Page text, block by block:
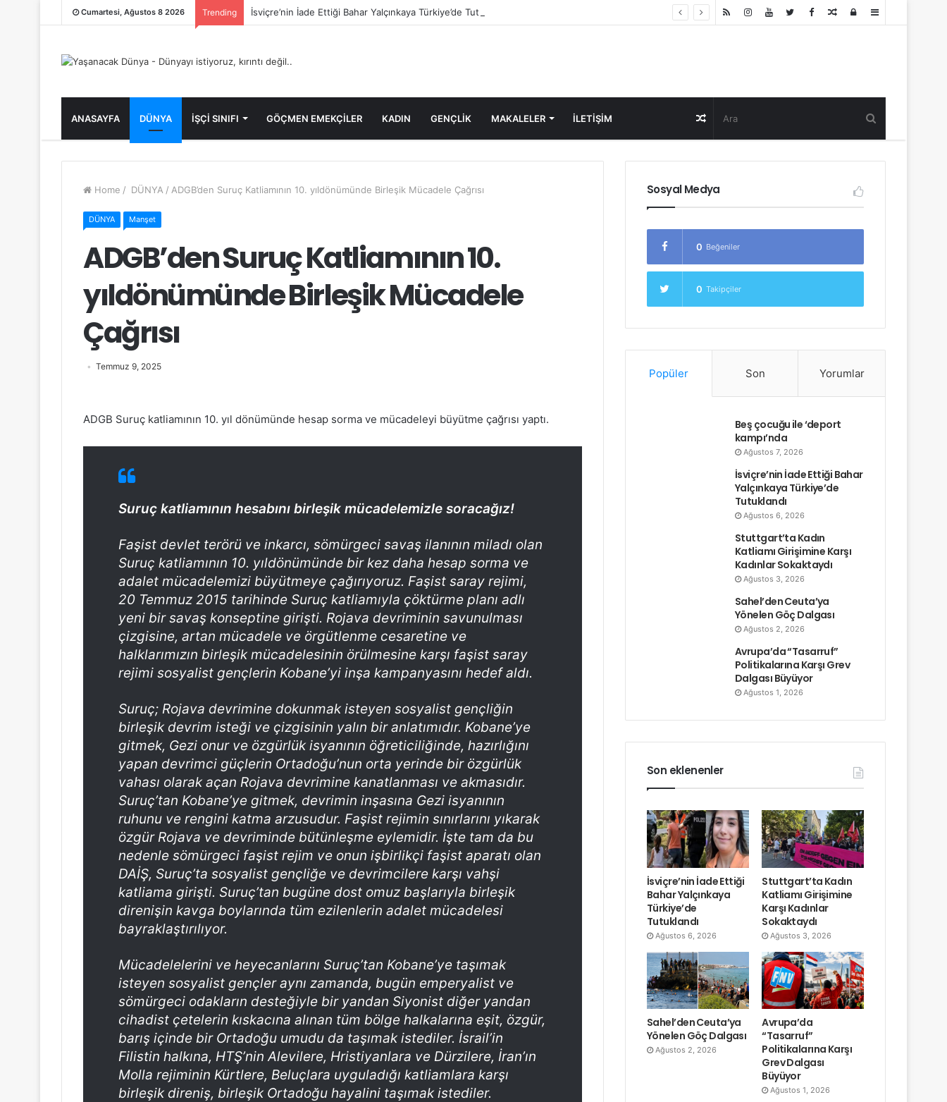
Cumartesi, Ağustos 8 2026 Trending İsviçre’nin İade Ettiği Bahar Yalçınkaya Türkiye’de Tutuklandı Sidebar
Log
Random
ANASAYFA DÜNYA İŞÇİ SINIFI GÖÇMEN EMEKÇİLER KADIN GENÇLİK MAKALELER ILETIŞIM Random
Post
Home / DÜNYA / ADGB’den Suruç Katliamının 10. yıldönümünde Birleşik Mücadele Çağrısı
DÜNYA Manşet
ADGB’den Suruç Katliamının 10.
yıldönümünde Birleşik Mücadele
Çağrısı
Temmuz 9, 2025
ADGB Suruç katliamının 10. yıl dönümünde hesap sorma ve mücadeleyi büyütme çağrısı yaptı.
Suruç katliamının hesabını birleşik mücadelemizle soracağız!
Faşist devlet terörü ve inkarcı, sömürgeci savaş ilanının miladı olan
Suruç katliamının 10. yıldönümünde bir kez daha hesap sorma ve
adalet mücadelemizi büyütmeye çağırıyoruz. Faşist saray rejimi,
20 Temmuz 2015 tarihinde Suruç katliamıyla çöktürme planı adlı
yeni bir savaş konseptine girişti. Rojava devriminin savunulması
çizgisine, artan mücadele ve örgütlenme cesaretine ve
halklarımızın birleşik mücadelesinin örülmesine karşı faşist saray
rejimi sosyalist gençlerin Kobane’yi inşa kampanyasını hedef aldı.
Suruç; Rojava devrimine dokunmak isteyen sosyalist gençliğin
birleşik devrim isteği ve çizgisinin yalın bir anlatımıdır. Kobane’ye
gitmek, Gezi onur ve özgürlük isyanının öğreticiliğinde, hazırlığını
yapan devrimci güçlerin Ortadoğu’nun orta yerinde bir özgürlük
vahası olarak açan Rojava devrimine kanatlanması ve akmasıdır.
Suruç’tan Kobane’ye gitmek, devrimin inşasına Gezi isyanının
ruhunu ve rengini katma arzusudur. Faşist rejimin sınırlarını yıkarak
özgür Rojava ve devriminde bütünleşme eylemidir. İşte tam da bu
nedenle sömürgeci faşist rejim ve onun işbirlikçi faşist aparatı olan
DAİŞ, Suruç’ta sosyalist gençliğe ve devrimcilere karşı vahşi
katliama girişti. Suruç’tan bugüne dost omuz başlarıyla birleşik
direnişin kavga boylarında tüm ezilenlerin adalet mücadelesi
bayraklaştırılıyor.
Mücadelelerini ve heyecanlarını Suruç’tan Kobane’ye taşımak
isteyen sosyalist gençler aynı zamanda, bugün emperyalist ve
sömürgeci odakların desteğiyle bir yandan Siyonist diğer yandan
cihadist çetelerin kıskacına alınan tüm bölge halkalarına eşit, özgür,
barış içinde bir Ortadoğu umudu da taşımak istediler. İsrail’in
Filistin halkına, HTŞ’nin Alevilere, Hristiyanlara ve Dürzilere, İran’ın
Molla rejiminin Kürtlere, Beluçlara uyguladığı katliamlara karşı
birleşik direniş, birleşik Ortadoğu hayalini taşımak istediler.
Sosyal Medya
0 Beğeniler
0 Takipçiler
Popüler Son Yorumlar
Beş çocuğu ile ‘deport
kampı’nda
Ağustos 7, 2026
İsviçre’nin İade Ettiği Bahar
Yalçınkaya Türkiye’de
Tutuklandı
Ağustos 6, 2026
Stuttgart’ta Kadın
Katliamı Girişimine Karşı
Kadınlar Sokaktaydı
Ağustos 3, 2026
Sahel’den Ceuta’ya
Yönelen Göç Dalgası
Ağustos 2, 2026
Avrupa’da “Tasarruf”
Politikalarına Karşı Grev
Dalgası Büyüyor
Ağustos 1, 2026
Son eklenenler
İsviçre’nin İade Ettiği
Bahar Yalçınkaya
Türkiye’de
Tutuklandı
Ağustos 6, 2026
Stuttgart’ta Kadın
Katliamı Girişimine
Karşı Kadınlar
Sokaktaydı
Ağustos 3, 2026
Sahel’den Ceuta’ya
Yönelen Göç Dalgası
Ağustos 2, 2026
Avrupa’da
“Tasarruf”
Politikalarına Karşı
Grev Dalgası
Büyüyor
Ağustos 1, 2026